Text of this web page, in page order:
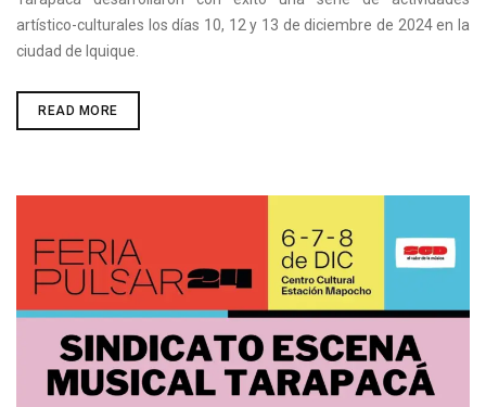
artístico-culturales los días 10, 12 y 13 de diciembre de 2024 en la
ciudad de Iquique.
READ MORECONMEMORACIÓN
DERECHOS
IQUIQUE
2024:
ACTIVIDADES
ARTÍSTICAS
Y
CULTURALES
PARA
FORTALECER
LA
MEMORIA
COLECTIVA